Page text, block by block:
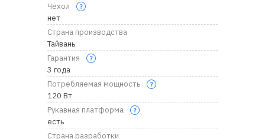
Чехол
нет
Страна производства
Тайвань
Гарантия
3 года
Потребляемая мощность
120 Вт
Рукавная платформа
есть
Страна разработки